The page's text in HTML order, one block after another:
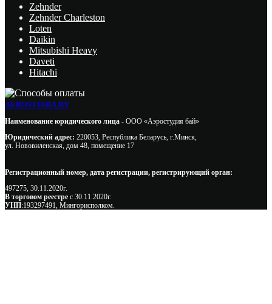
Zehnder
Zehnder Charleston
Loten
Daikin
Mitsubishi Heavy
Daveti
Hitachi
AEROSTUDIA.BY
Наименование юридического лица - ООО «Аэростудия бай»
Юридический адрес: 220053, Республика Беларусь, г.Минск,
ул. Нововиленская, дом 48, помещение 17
Регистрационный номер, дата регистрации, регистрирующий орган:
497275, 30.11.2020г.
В торговом реестре с 30.11.2020г.
УНП:193297491, Мингорисполком.